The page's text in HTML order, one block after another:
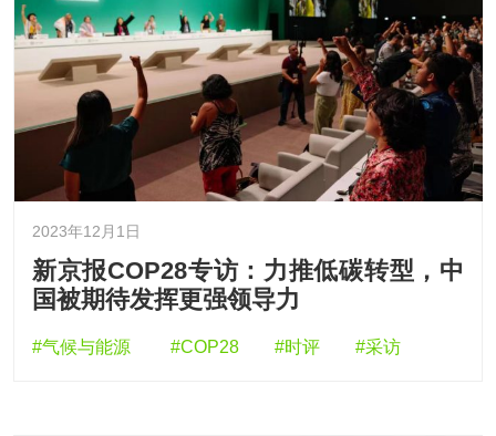
2023年12月1日
新京报COP28专访：力推低碳转型，中
国被期待发挥更强领导力
#气候与能源 #COP28 #时评 #采访